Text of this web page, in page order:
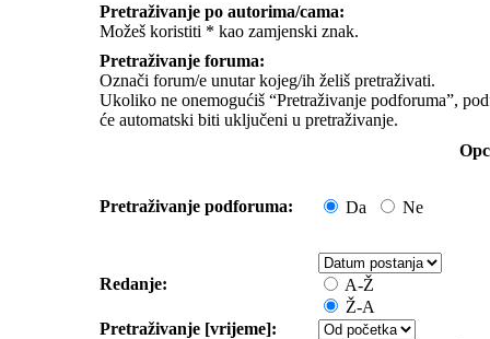
Pretraživanje po autorima/cama:
Možeš koristiti * kao zamjenski znak.
Pretraživanje foruma:
Označi forum/e unutar kojeg/ih želiš pretraživati.
Ukoliko ne onemogućiš “Pretraživanje podforuma”,
će automatski biti uključeni u pretraživanje.
Pretraživanje podforuma: Da Ne
Redanje:
A-Ž
Ž-A
Pretraživanje [vrijeme]: